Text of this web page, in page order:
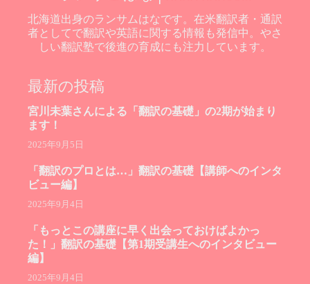
北海道出身のランサムはなです。在米翻訳者・通訳
者としてで翻訳や英語に関する情報も発信中。やさ
しい翻訳塾で後進の育成にも注力しています。
最新の投稿
宮川未葉さんによる「翻訳の基礎」の2期が始まり
ます！
2025年9月5日
「翻訳のプロとは…」翻訳の基礎【講師へのインタ
ビュー編】
2025年9月4日
「もっとこの講座に早く出会っておけばよかっ
た！」翻訳の基礎【第1期受講生へのインタビュー
編】
2025年9月4日